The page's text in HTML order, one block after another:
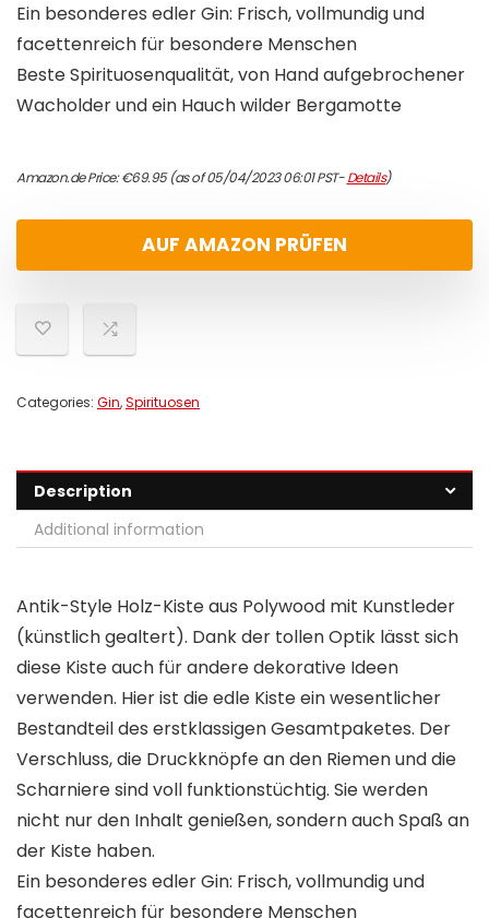
Ein besonderes edler Gin: Frisch, vollmundig und
facettenreich für besondere Menschen
Beste Spirituosenqualität, von Hand aufgebrochener
Wacholder und ein Hauch wilder Bergamotte
Amazon.de Price:€69.95(as of 05/04/2023 06:01 PST-Details)
AUF AMAZON PRÜFEN
Categories: Gin,Spirituosen
Description
Additional information
Antik-Style Holz-Kiste aus Polywood mit Kunstleder
(künstlich gealtert). Dank der tollen Optik lässt sich
diese Kiste auch für andere dekorative Ideen
verwenden. Hier ist die edle Kiste ein wesentlicher
Bestandteil des erstklassigen Gesamtpaketes. Der
Verschluss, die Druckknöpfe an den Riemen und die
Scharniere sind voll funktionstüchtig. Sie werden
nicht nur den Inhalt genießen, sondern auch Spaß an
der Kiste haben.
Ein besonderes edler Gin: Frisch, vollmundig und
facettenreich für besondere Menschen